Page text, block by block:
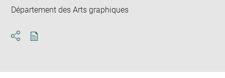
Département des Arts graphiques